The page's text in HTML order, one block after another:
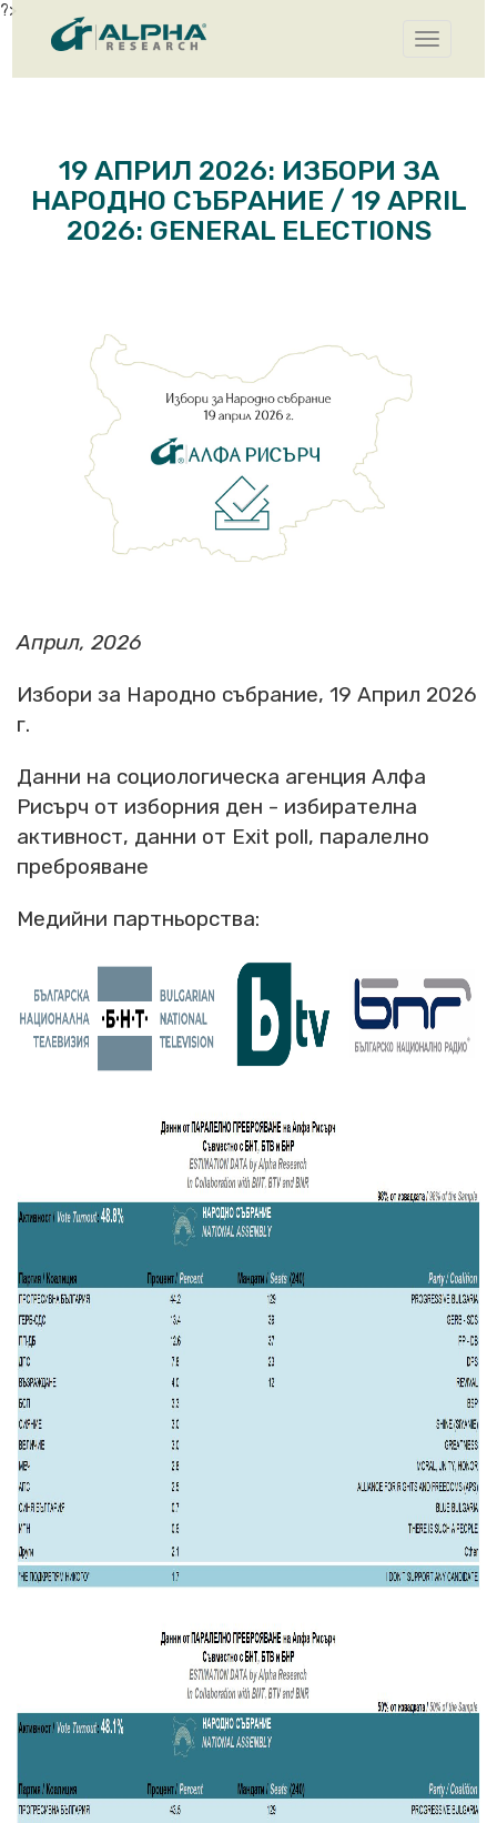
Toggle
?>
19 АПРИЛ 2026: ИЗБОРИ ЗА
НАРОДНО СЪБРАНИЕ / 19 APRIL
2026: GENERAL ELECTIONS
Април, 2026
Избори за Народно събрание, 19 Април 2026
г.
Данни на социологическа агенция Алфа
Рисърч от изборния ден - избирателна
активност, данни от Exit poll, паралелно
преброяване
Медийни партньорства: